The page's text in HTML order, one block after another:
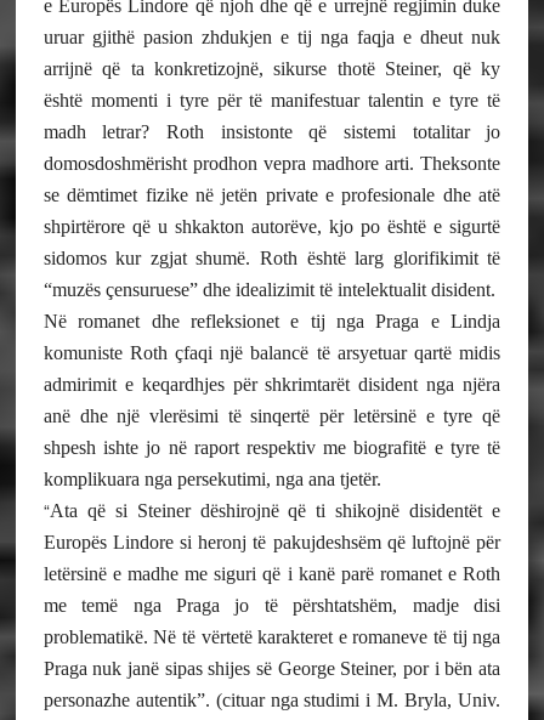
e Europës Lindore që njoh dhe që e urrejnë regjimin duke
uruar gjithë pasion zhdukjen e tij nga faqja e dheut nuk
arrijnë që ta konkretizojnë, sikurse thotë Steiner, që ky
është momenti i tyre për të manifestuar talentin e tyre të
madh letrar? Roth insistonte që sistemi totalitar jo
domosdoshmërisht prodhon vepra madhore arti. Theksonte
se dëmtimet fizike në jetën private e profesionale dhe atë
shpirtërore që u shkakton autorëve, kjo po është e sigurtë
sidomos kur zgjat shumë. Roth është larg glorifikimit të
“muzës çensuruese” dhe idealizimit të intelektualit disident.
Në romanet dhe refleksionet e tij nga Praga e Lindja
komuniste Roth çfaqi një balancë të arsyetuar qartë midis
admirimit e keqardhjes për shkrimtarët disident nga njëra
anë dhe një vlerësimi të sinqertë për letërsinë e tyre që
shpesh ishte jo në raport respektiv me biografitë e tyre të
komplikuara nga persekutimi, nga ana tjetër.
“Ata që si Steiner dëshirojnë që ti shikojnë disidentët e
Europës Lindore si heronj të pakujdeshsëm që luftojnë për
letërsinë e madhe me siguri që i kanë parë romanet e Roth
me temë nga Praga jo të përshtatshëm, madje disi
problematikë. Në të vërtetë karakteret e romaneve të tij nga
Praga nuk janë sipas shijes së George Steiner, por i bën ata
personazhe autentik”. (cituar nga studimi i M. Bryla, Univ.